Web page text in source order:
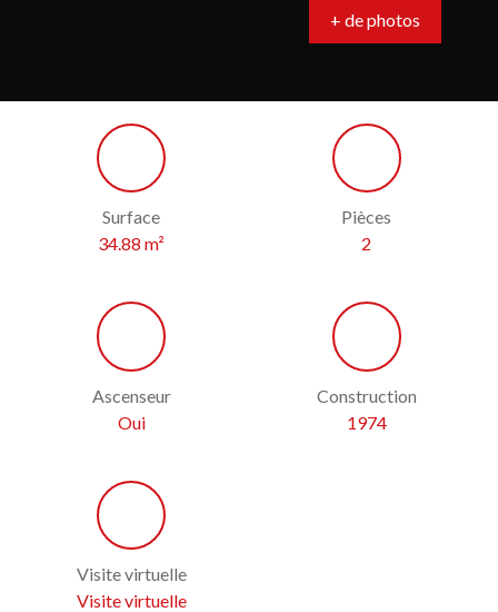
+ de photos
Surface
34.88m²
Pièces
2
Ascenseur
Oui
Construction
1974
Visite virtuelle
Visite virtuelle